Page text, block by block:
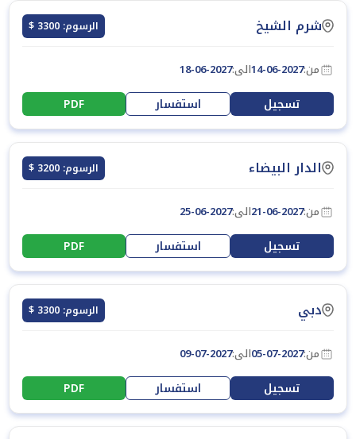
شرم الشيخ الرسوم: 3300 $
من:14-06-2027الى:18-06-2027
تسجيل استفسار PDF
الدار البيضاء الرسوم: 3200 $
من:21-06-2027الى:25-06-2027
تسجيل استفسار PDF
دبي الرسوم: 3300 $
من:05-07-2027الى:09-07-2027
تسجيل استفسار PDF